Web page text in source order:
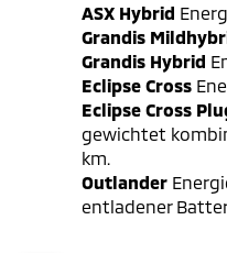
ASX Hybrid
Grandis
Grandis Hybrid
Eclipse Cross
Eclipse Cross
gewichtet
km.
Outlander
entladener